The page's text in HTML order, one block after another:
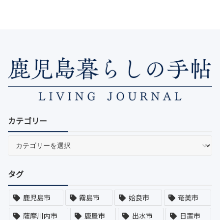
カテゴリー
タグ
鹿児島市 霧島市 姶良市
奄美市
薩摩川内市
鹿屋市 出水市 日置市